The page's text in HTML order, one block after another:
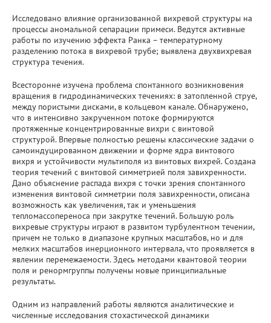
Исследовано влияние организованной вихревой структуры на
процессы аномальной сепарации примеси. Ведутся активные
работы по изучению эффекта Ранка – температурному
разделению потока в вихревой трубе; выявлена двухвихревая
структура течения.
Всесторонне изучена проблема спонтанного возникновения
вращения в гидродинамических течениях: в затопленной струе,
между пористыми дисками, в кольцевом канале. Обнаружено,
что в интенсивно закрученном потоке формируются
протяженные концентрированные вихри с винтовой
структурой. Впервые полностью решены классические задачи о
самоиндуцированном движении и форме ядра винтового
вихря и устойчивости мультиполя из винтовых вихрей. Создана
теория течений с винтовой симметрией поля завихренности.
Дано объяснение распада вихря с точки зрения спонтанного
изменения винтовой симметрии поля завихренности, описана
возможность как увеличения, так и уменьшения
тепломассопереноса при закрутке течений. Большую роль
вихревые структуры играют в развитом турбулентном течении,
причем не только в диапазоне крупных масштабов, но и для
мелких масштабов инерционного интервала, что проявляется в
явлении перемежаемости. Здесь методами квантовой теории
поля и ренормгруппы получены новые принципиальные
результаты.
Одним из направлений работы являются аналитические и
численные исследования стохастической динамики